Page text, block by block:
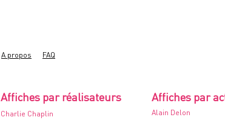
A propos FAQ
Affiches par réalisateurs
Charlie Chaplin
Affiches par
Alain Delon